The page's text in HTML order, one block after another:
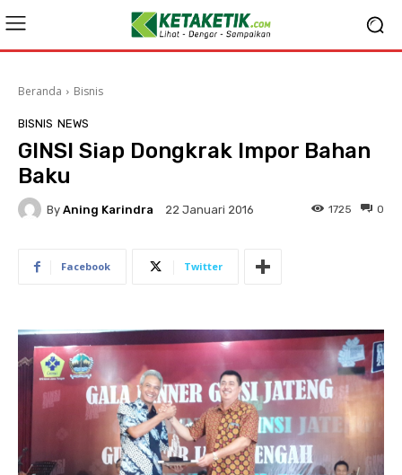
Beranda Bisnis
BISNIS NEWS
GINSI Siap Dongkrak Impor Bahan
Baku
By Aning Karindra 22 Januari 2016 0
1725
Facebook Twitter